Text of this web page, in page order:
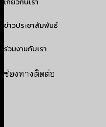
ข่าวประชาสัมพันธ์
ร่วมงานกับเรา
ช่องทางติดต่อ